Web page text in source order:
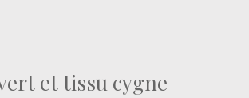
et tissu cygne